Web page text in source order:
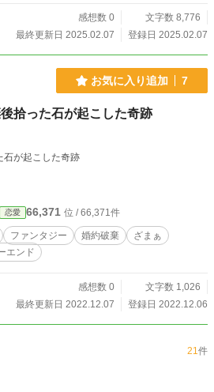
感想数 0
文字数 8,776
最終更新日 2025.02.07
登録日 2025.02.07
お気に入り追加 7
拾った石が起こした奇跡
が起こした奇跡
恋愛 66,371 位 / 66,371件
ファンタジー 婚約破棄
ざまぁ
エンド
感想数 0
文字数 1,026
最終更新日 2022.12.07
登録日 2022.12.06
21件